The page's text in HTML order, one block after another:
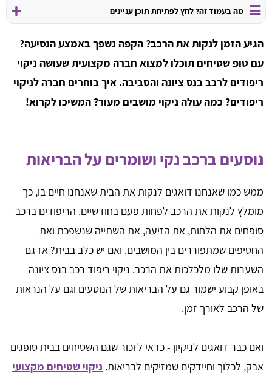
מה בעמוד זה? לחץ לפתיחת תוכן עניינים
הגיע הזמן לנקות את הרכב? הקפה נשפך באמצע הנסיעה?
עם טופ שטיחים תוכלו למצוא חברה מקצועית שעושה ניקוי
ריפודים לרכב בנס ציונה והסביבה. איך בוחרים חברה לניקוי
ריפודים? כמה עולה ניקוי מושבים מעור? המשיכו לקרוא!
נוסעים ברכב נקי ושומרים על הבריאות
ממש כמו שאנחנו דואגים לנקות את הבית שאנחנו חיים בו, כך
מומלץ לנקות את הרכב לפחות פעם בחודשיים. הריפודים ברכב
סופחים את הלחות, את הזיעה, את השתייה שנשפכת ואת
החטיפים שמתפוררים בין המושבים. ואם יש כלב בבית? אז גם
השערות שלו מלכלכות את הרכב. ניקוי ריפוד רכב בנס ציונה
באופן קבוע ישמור גם על הבריאות של הנוסעים וגם על הנראות
של הרכב לאורך זמן.
ואם כבר דואגים לניקיון - כדאי לזכור שגם השטיחים בבית סופגים
אבק, לכלוך וחיידקים שמזיקים לבריאות. ניקוי שטיחים מקצועי